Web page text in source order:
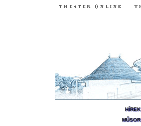
HÍREK
MŰSOR